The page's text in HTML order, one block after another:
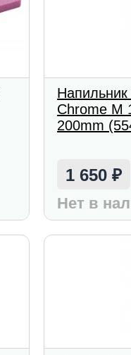
Chrome M
200mm
1 650₽
Нет в